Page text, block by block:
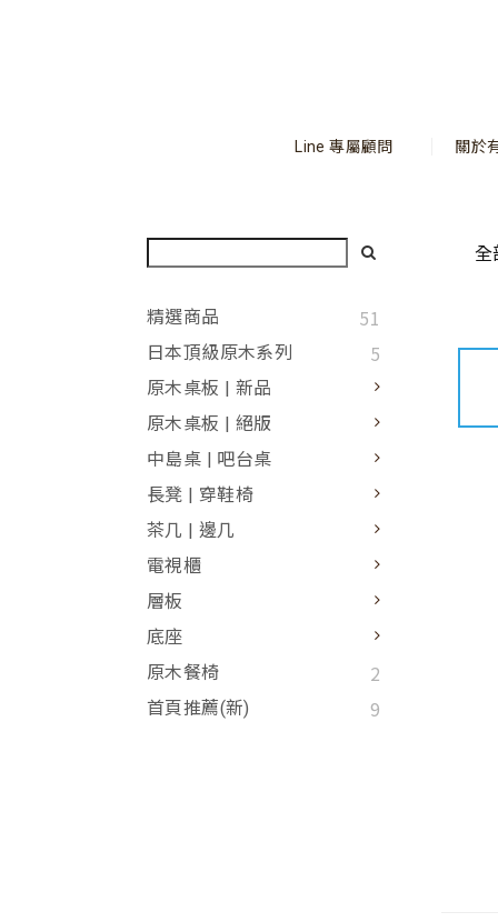
Line 專屬顧問 關於
精選商品 51
日本頂級原木系列 5
原木桌板 | 新品
原木桌板 | 絕版
中島桌 | 吧台桌
長凳 | 穿鞋椅
茶几 | 邊几
電視櫃
層板
底座
原木餐椅
2
首頁推薦(新) 9
全